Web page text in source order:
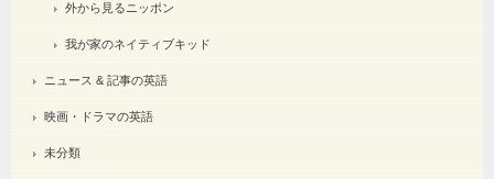
外から見るニッポン
我が家のネイティブキッド
ニュース & 記事の英語
映画・ドラマの英語
未分類